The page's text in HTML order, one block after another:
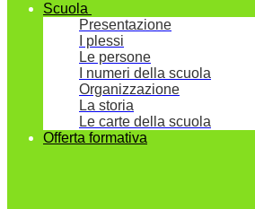
Scuola
Presentazione
I plessi
Le persone
I numeri della scuola
Organizzazione
La storia
Le carte della scuola
Offerta formativa